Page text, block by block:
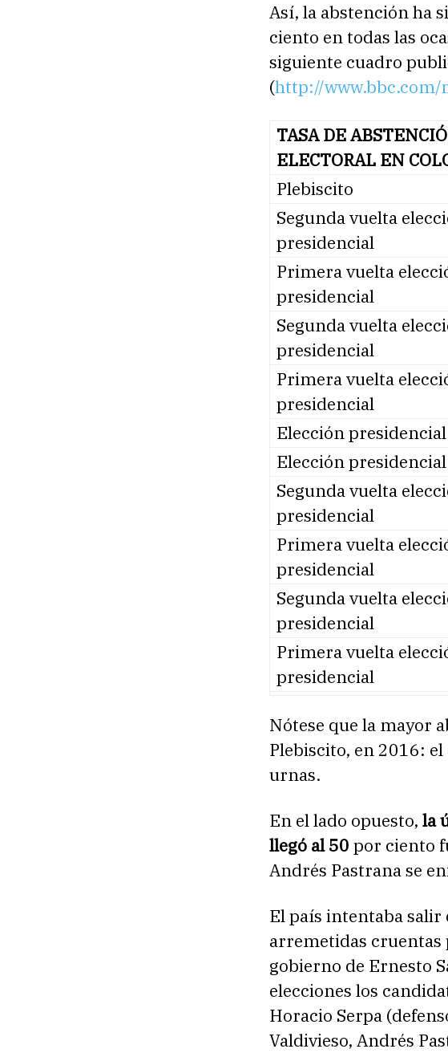
Así, la abstención ha
ciento en todas las
siguiente cuadro
(http://
TASA DE
ELECTORAL EN
Plebiscito
Segunda vuelta
presidencial
Primera vuelta
presidencial
Segunda vuelta
presidencial
Primera vuelta
presidencial
Elección presidencial
Elección presidencial
Segunda vuelta
presidencial
Primera vuelta
presidencial
Segunda vuelta
presidencial
Primera vuelta
presidencial
Nótese que la mayor
Plebiscito, en 2016:
urnas.
En el lado opuesto, la
llegó al 50 por ciento
Andrés Pastrana se
El país intentaba salir
arremetidas cruentas
gobierno de Ernesto
elecciones los
Horacio Serpa
Valdivieso, Andrés